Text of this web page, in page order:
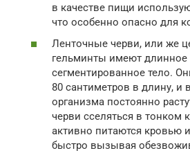
в качестве пищи
что особенно опасно для
Ленточные черви, или же
гельминты имеют длинное
сегментированное тело.
80 сантиметров в длину, и
организма постоянно
черви сселяться в тонком
активно питаются кровью
быстро вызывая